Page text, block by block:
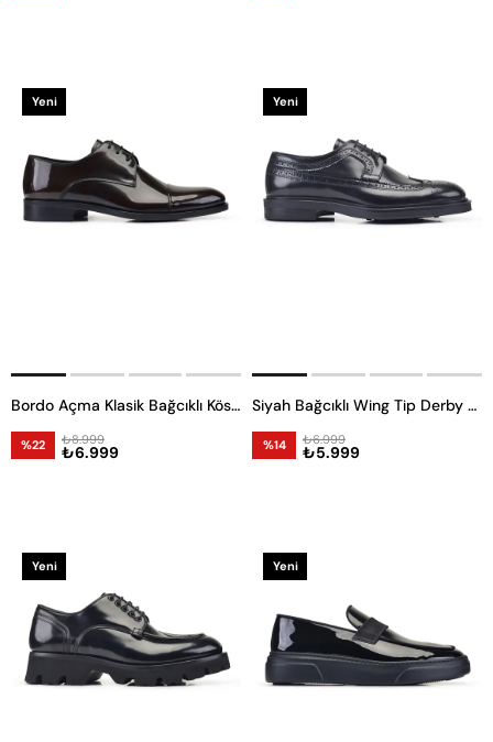
Bordo Açma Klasik Bağcıklı Kösele Erkek Ayakkabı
%22 ₺6.999
₺8.999
Yeni
Siyah Bağcıklı Wing Tip Derby Ayakkabı
%14 ₺5.999
₺6.999
Yeni
Yeni
Yeni